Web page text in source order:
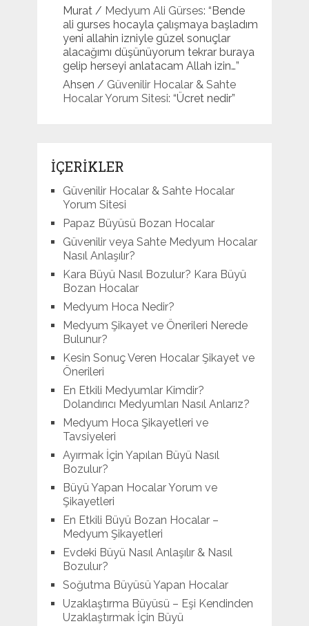
Murat/ Medyum Ali Gürses: “ Bende
ali gurses hocayla çalışmaya başladım
yeni allahin izniyle güzel sonuçlar
alacağımı düşünüyorum tekrar buraya
gelip herseyi anlatacam Allah izin…”
Ahsen / Güvenilir Hocalar & Sahte
Hocalar Yorum Sitesi: “Ücret nedir”
İÇERİKLER
Güvenilir Hocalar & Sahte Hocalar
Yorum Sitesi
Papaz Büyüsü Bozan Hocalar
Güvenilir veya Sahte Medyum Hocalar
Nasıl Anlaşılır?
Kara Büyü Nasıl Bozulur? Kara Büyü
Bozan Hocalar
Medyum Hoca Nedir?
Medyum Şikayet ve Önerileri Nerede
Bulunur?
Kesin Sonuç Veren Hocalar Şikayet ve
Önerileri
En Etkili Medyumlar Kimdir?
Dolandırıcı Medyumları Nasıl Anlarız?
Medyum Hoca Şikayetleri ve
Tavsiyeleri
Ayırmak İçin Yapılan Büyü Nasıl
Bozulur?
Büyü Yapan Hocalar Yorum ve
Şikayetleri
En Etkili Büyü Bozan Hocalar –
Medyum Şikayetleri
Evdeki Büyü Nasıl Anlaşılır & Nasıl
Bozulur?
Soğutma Büyüsü Yapan Hocalar
Uzaklaştırma Büyüsü – Eşi Kendinden
Uzaklaştırmak İçin Büyü